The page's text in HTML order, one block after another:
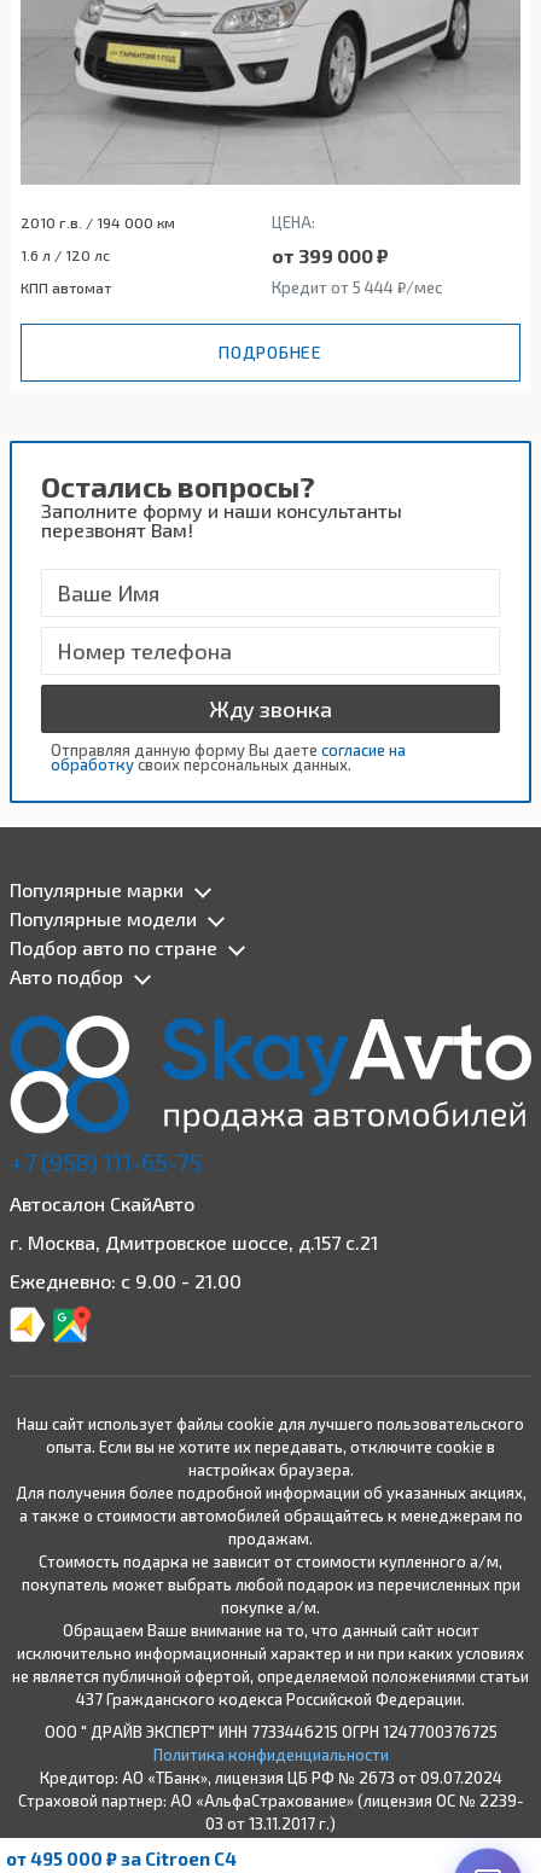
2010 г.в. / 194 000 км ЦЕНА:
1.6 л / 120 лс от 399 000 ₽
КПП автомат Кредит от 5 444 ₽/мес
ПОДРОБНЕЕ
Остались вопросы?
Заполните форму и наши консультанты
перезвонят Вам!
Жду звонка
Отправляя данную форму Вы даете согласие на
обработкусвоих персональных данных.
от 495 000 ₽ за Citroen C4
Популярные марки
Популярные модели
Подбор авто по стране
Авто подбор
+7 (958) 111-65-75
Автосалон СкайАвто
г. Москва, Дмитровское шоссе, д.157 с.21
Ежедневно: с 9.00 - 21.00
Наш сайт использует файлы cookie для лучшего пользовательского
опыта. Если вы не хотите их передавать, отключите cookie в
настройках браузера.
Для получения более подробной информации об указанных акциях,
а также о стоимости автомобилей обращайтесь к менеджерам по
продажам.
Стоимость подарка не зависит от стоимости купленного а/м,
покупатель может выбрать любой подарок из перечисленных при
покупке а/м.
Обращаем Ваше внимание на то, что данный сайт носит
исключительно информационный характер и ни при каких условиях
не является публичной офертой, определяемой положениями статьи
437 Гражданского кодекса Российской Федерации.
ООО " ДРАЙВ ЭКСПЕРТ" ИНН 7733446215 ОГРН 1247700376725
Политика конфиденциальности
Кредитор: АО «ТБанк», лицензия ЦБ РФ № 2673 от 09.07.2024
Страховой партнер: АО «АльфаСтрахование» (лицензия ОС № 2239-
03 от 13.11.2017 г.)